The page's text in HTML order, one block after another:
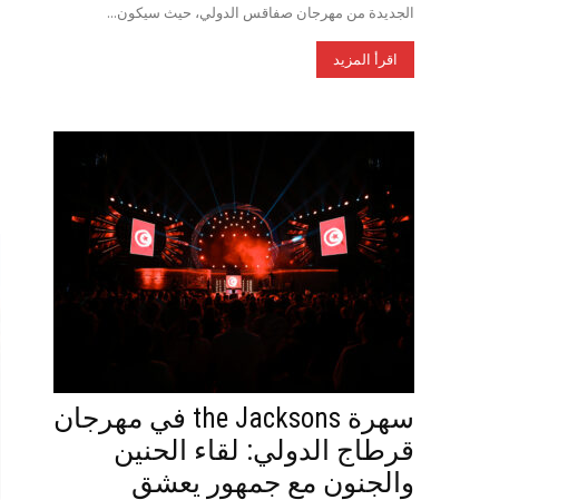
الجديدة من مهرجان صفاقس الدولي، حيث سيكون...
اقرأ المزيد
سهرة the Jacksons في مهرجان
قرطاج الدولي: لقاء الحنين
والجنون مع جمهور يعشق